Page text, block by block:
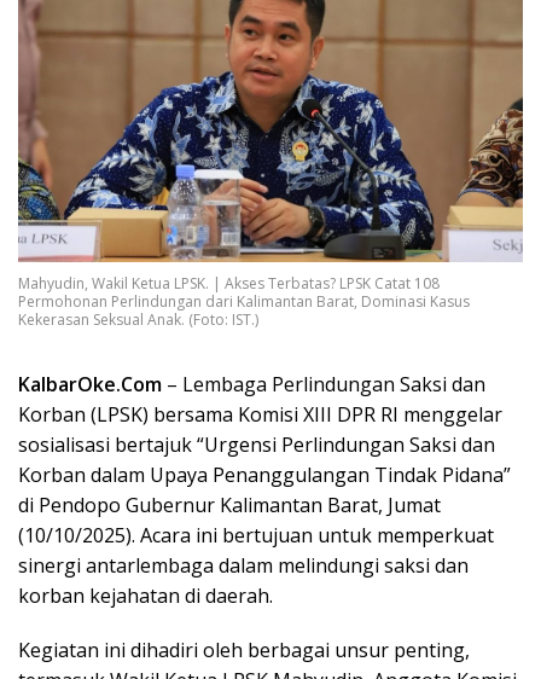
Mahyudin, Wakil Ketua LPSK. | Akses Terbatas? LPSK Catat 108
Permohonan Perlindungan dari Kalimantan Barat, Dominasi Kasus
Kekerasan Seksual Anak. (Foto: IST.)
KalbarOke.Com – Lembaga Perlindungan Saksi dan
Korban (LPSK) bersama Komisi XIII DPR RI menggelar
sosialisasi bertajuk “Urgensi Perlindungan Saksi dan
Korban dalam Upaya Penanggulangan Tindak Pidana”
di Pendopo Gubernur Kalimantan Barat, Jumat
(10/10/2025). Acara ini bertujuan untuk memperkuat
sinergi antarlembaga dalam melindungi saksi dan
korban kejahatan di daerah.
Kegiatan ini dihadiri oleh berbagai unsur penting,